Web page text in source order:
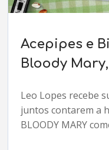
Acepipes e
Bloody
Leo Lopes recebe
juntos contarem a
BLOODY MARY